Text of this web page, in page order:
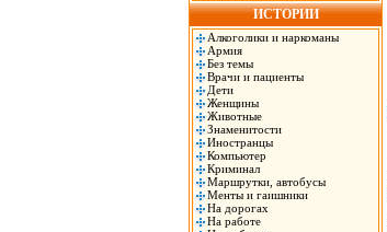
ИСТОРИИ
Алкоголики и наркоманы
Армия
Без темы
Врачи и пациенты
Дети
Женщины
Животные
Знаменитости
Иностранцы
Компьютер
Криминал
Маршрутки, автобусы
Менты и гаишники
На дорогах
На работе